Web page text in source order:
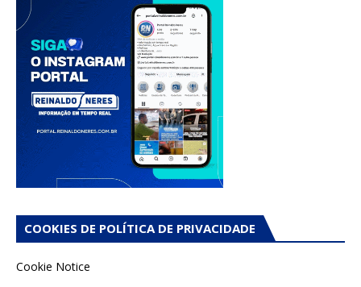
COOKIES DE POLÍTICA DE PRIVACIDADE
Cookie Notice